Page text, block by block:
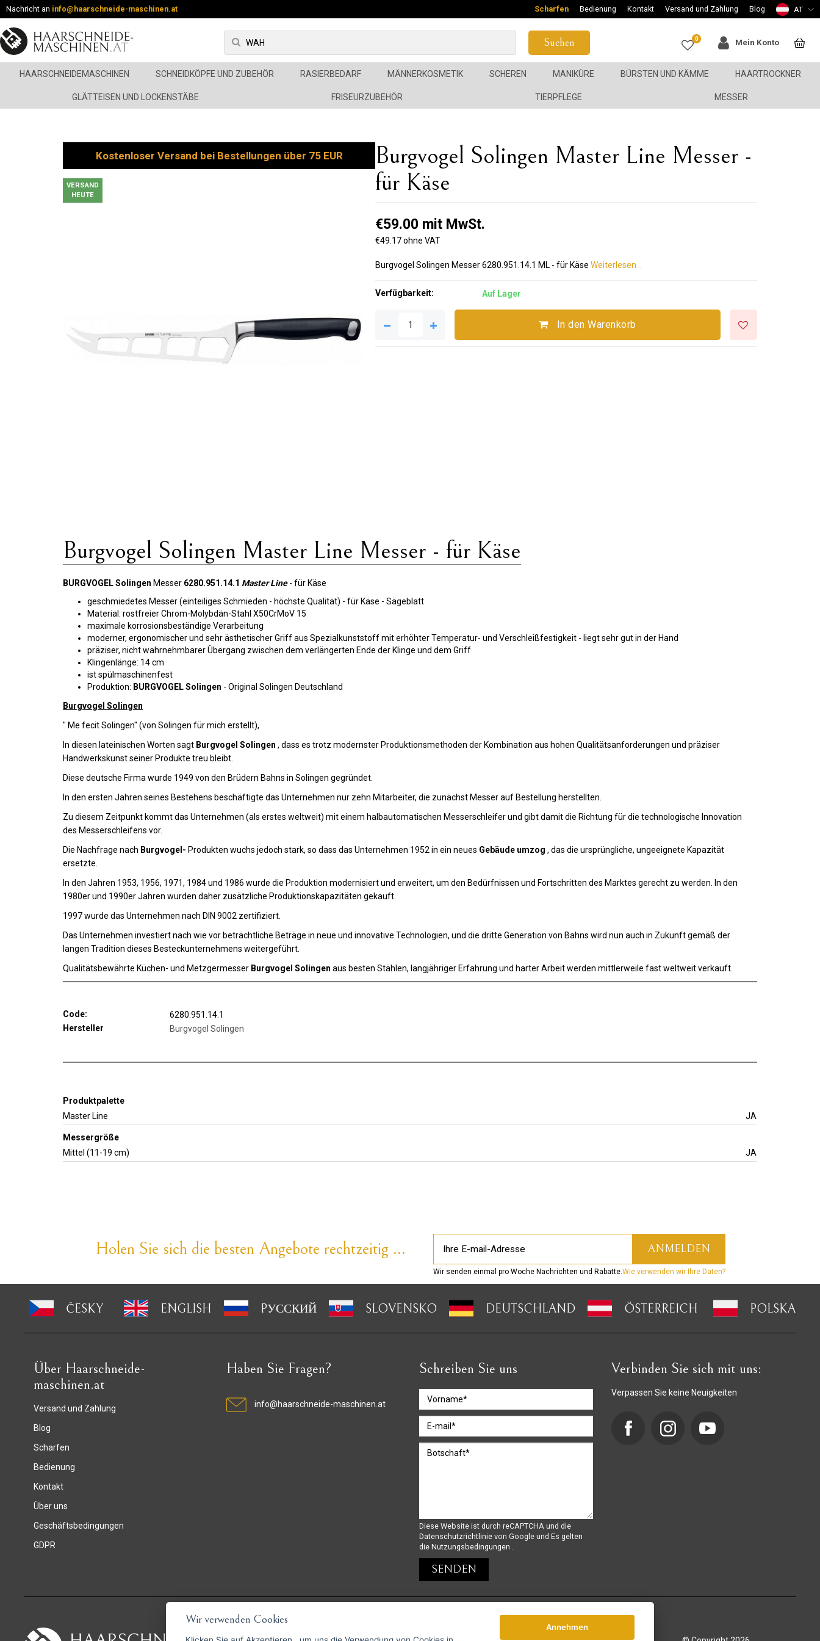
Nachricht an info@haarschneide-maschinen.at Scharfen Bedienung Kontakt Versand und Zahlung Blog AT
Suchen 0 Mein Konto
HAARSCHNEIDEMASCHINEN SCHNEIDKÖPFE UND ZUBEHÖR RASIERBEDARF MÄNNERKOSMETIK SCHEREN MANIKÜRE BÜRSTEN UND KÄMME HAARTROCKNER
GLÄTTEISEN UND LOCKENSTÄBE FRISEURZUBEHÖR TIERPFLEGE MESSER
Kostenloser Versand bei Bestellungen über 75 EUR
VERSAND
HEUTE
Burgvogel Solingen Master Line Messer -
für Käse
€59.00 mit MwSt.
€49.17 ohne VAT
Burgvogel Solingen Messer 6280.951.14.1 ML - für KäseWeiterlesen ..
Verfügbarkeit: Auf Lager
In den Warenkorb
Burgvogel Solingen Master Line Messer - für Käse
BURGVOGEL Solingen Messer 6280.951.14.1 Master Line- für Käse
geschmiedetes Messer (einteiliges Schmieden - höchste Qualität) - für Käse - Sägeblatt
Material: rostfreier Chrom-Molybdän-Stahl X50CrMoV 15
maximale korrosionsbeständige Verarbeitung
moderner, ergonomischer und sehr ästhetischer Griff aus Spezialkunststoff mit erhöhter Temperatur- und Verschleißfestigkeit - liegt sehr gut in der Hand
präziser, nicht wahrnehmbarer Übergang zwischen dem verlängerten Ende der Klinge und dem Griff
Klingenlänge: 14 cm
ist spülmaschinenfest
Produktion: BURGVOGEL Solingen - Original Solingen Deutschland
Burgvogel Solingen
" Me fecit Solingen" (von Solingen für mich erstellt),
In diesen lateinischen Worten sagt Burgvogel Solingen , dass es trotz modernster Produktionsmethoden der Kombination aus hohen Qualitätsanforderungen und präziser
Handwerkskunst seiner Produkte treu bleibt.
Diese deutsche Firma wurde 1949 von den Brüdern Bahns in Solingen gegründet.
In den ersten Jahren seines Bestehens beschäftigte das Unternehmen nur zehn Mitarbeiter, die zunächst Messer auf Bestellung herstellten.
Zu diesem Zeitpunkt kommt das Unternehmen (als erstes weltweit) mit einem halbautomatischen Messerschleifer und gibt damit die Richtung für die technologische Innovation
des Messerschleifens vor.
Die Nachfrage nach Burgvogel- Produkten wuchs jedoch stark, so dass das Unternehmen 1952 in ein neues Gebäude umzog , das die ursprüngliche, ungeeignete Kapazität
ersetzte.
In den Jahren 1953, 1956, 1971, 1984 und 1986 wurde die Produktion modernisiert und erweitert, um den Bedürfnissen und Fortschritten des Marktes gerecht zu werden. In den
1980er und 1990er Jahren wurden daher zusätzliche Produktionskapazitäten gekauft.
1997 wurde das Unternehmen nach DIN 9002 zertifiziert.
Das Unternehmen investiert nach wie vor beträchtliche Beträge in neue und innovative Technologien, und die dritte Generation von Bahns wird nun auch in Zukunft gemäß der
langen Tradition dieses Besteckunternehmens weitergeführt.
Qualitätsbewährte Küchen- und Metzgermesser Burgvogel Solingen aus besten Stählen, langjähriger Erfahrung und harter Arbeit werden mittlerweile fast weltweit verkauft.
Code:
6280.951.14.1
Hersteller
Burgvogel Solingen
Produktpalette
Master Line
JA
Messergröße
Mittel (11-19 cm)
JA
Holen Sie sich die besten Angebote rechtzeitig ...
Wir senden einmal pro Woche Nachrichten und Rabatte.Wie verwenden wir Ihre Daten?
ČESKY ENGLISH PУССКИЙ SLOVENSKO DEUTSCHLAND ÖSTERREICH POLSKA
Über Haarschneide-
maschinen.at
Versand und Zahlung
Blog
Scharfen
Bedienung
Kontakt
Über uns
Geschäftsbedingungen
GDPR
Haben Sie Fragen?
info@haarschneide-maschinen.at
Schreiben Sie uns
Diese Website ist durch reCAPTCHA und die
Datenschutzrichtlinie von Google und Es gelten
die Nutzungsbedingungen .
Verbinden Sie sich mit uns:
Verpassen Sie keine Neuigkeiten
Wir verwenden Cookies
Annehmen